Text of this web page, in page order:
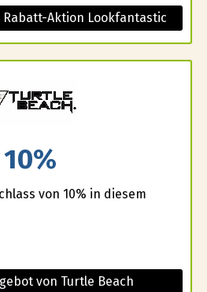
Rabatt-Aktion Lookfantastic
10%
von 10% in diesem
von Turtle Beach